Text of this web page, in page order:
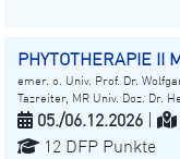
PHYTOTHERAPIE II
emer. o. Univ. Prof. Dr.
Tazreiter, MR Univ. Doz. Dr.
05./06.12.2026
12 DFP Punkte